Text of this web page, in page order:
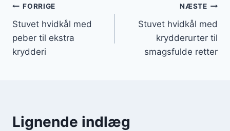
Indlægsnavigation
FORRIGE
Stuvet hvidkål med
peber til ekstra
krydderi
NÆSTE
Stuvet hvidkål med
krydderurter til
smagsfulde retter
Lignende indlæg